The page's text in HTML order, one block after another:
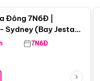
Đông 7N6Đ |
Sydney (Bay Jestar
7N6Đ